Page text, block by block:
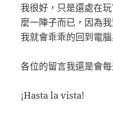
我很好，只是還處在
麼一陣子而已，因為
我就會乖乖的回到電腦
各位的留言我還是會
¡Hasta la vista!